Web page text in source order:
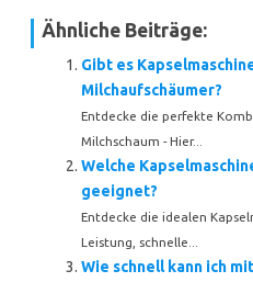
Ähnliche Beiträge:
Gibt es
Milchaufschäumer?
Entdecke die perfekte
Milchschaum - Hier...
Welche
geeignet?
Entdecke die idealen
Leistung, schnelle...
Wie schnell kann ich